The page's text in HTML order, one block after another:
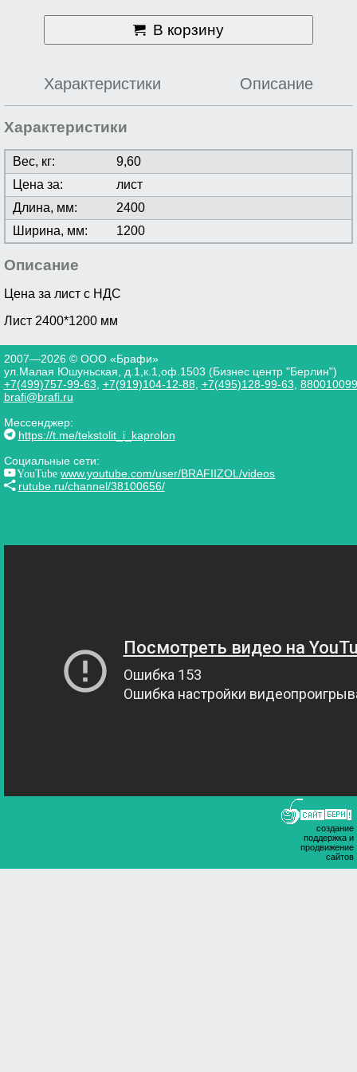
В корзину
Характеристики Описание
Характеристики
Вес, кг:
9,60
Цена за:
лист
Длина, мм:
2400
Ширина, мм:
1200
Описание
Цена за лист с НДС
Лист 2400*1200 мм
2007—2026 © ООО «Брафи»
ул.Малая Юшуньская, д.1,к.1,оф.1503 (Бизнес центр "Берлин")
+7(499)757-99-63 +7(919)104-12-88 +7(495)128-99-63
brafi@brafi.ru
Мессенджер:
https://t.me/tekstolit_i_kaprolon
Социальные сети:
YouTube www.youtube.com/user/BRAFIIZOL/videos
rutube.ru/channel/38100656/
создание
поддержка и
продвижение
сайтов